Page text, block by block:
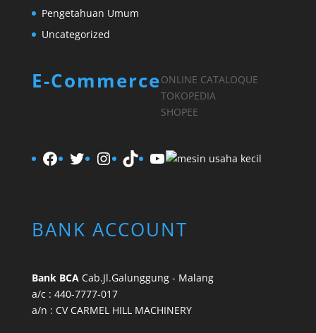
Pengetahuan Umum
Uncategorized
E-CommerceONLINE CATALOQUE
TOKOPEDIA
SHOPEE
Facebook
TwitterInstagram
TikTokYouTube
BANK ACCOUNT
Bank BCA Cab.Jl.Galunggung - Malang
a/c : 440-7777-017
a/n : CV CARMEL HILL MACHINERY